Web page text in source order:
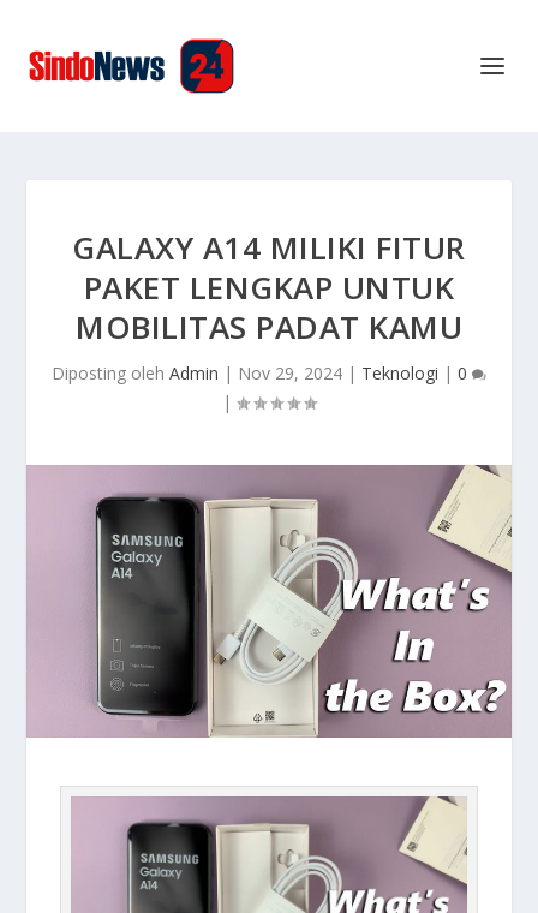
GALAXY A14 MILIKI FITUR
PAKET LENGKAP UNTUK
MOBILITAS PADAT KAMU
Diposting oleh Admin | Nov 29, 2024 | Teknologi | 0
|